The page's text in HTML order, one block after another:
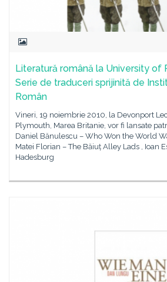
Literatură română la University of
Serie de traduceri sprijinită de
Român
Vineri, 19 noiembrie 2010, la Devonport
Plymouth, Marea Britanie, vor fi lansate
Daniel Bănulescu – Who Won the World
Matei Florian – The Băiuț Alley Lads , Ioan
Hadesburg